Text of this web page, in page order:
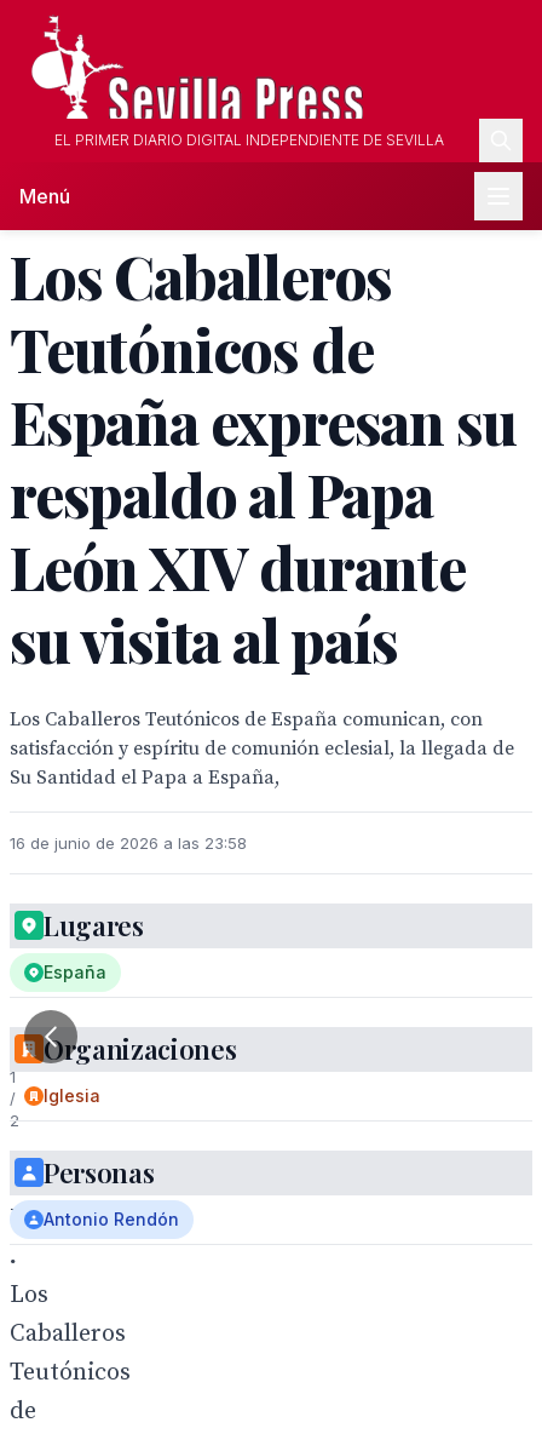
EL PRIMER DIARIO DIGITAL INDEPENDIENTE DE SEVILLA
Menú
Los Caballeros
Teutónicos de
España expresan su
respaldo al Papa
León XIV durante
su visita al país
Los Caballeros Teutónicos de España comunican, con
satisfacción y espíritu de comunión eclesial, la llegada de
Su Santidad el Papa a España,
16 de junio de 2026 a las 23:58
1
/
2
Antonio
Rendon
.
Los
Caballeros
Teutónicos
de
Lugares
España
Organizaciones
Iglesia
Personas
Antonio Rendón